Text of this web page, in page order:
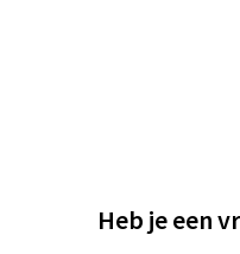
Heb je een